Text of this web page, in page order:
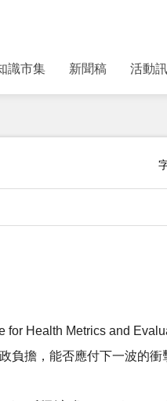
識市集 新聞稿 活動
Health Metrics and
擔，能否應付下一波的衝